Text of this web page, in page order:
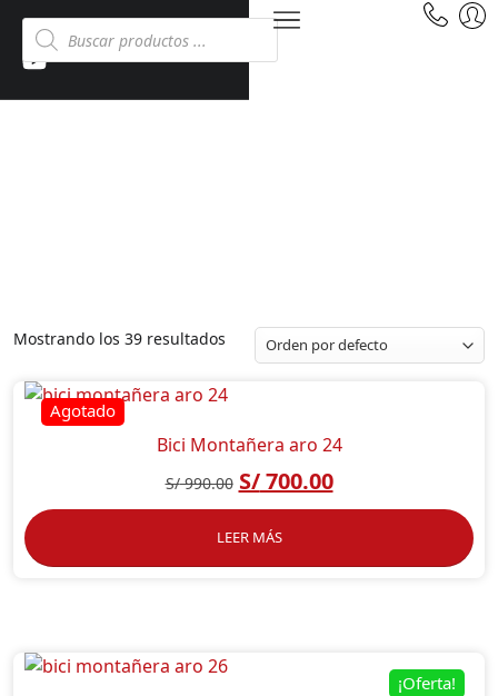
Mostrando los 39 resultados
Bici Montañera aro 24
S/990.00 S/700.00
LEER MÁS
¡Oferta!